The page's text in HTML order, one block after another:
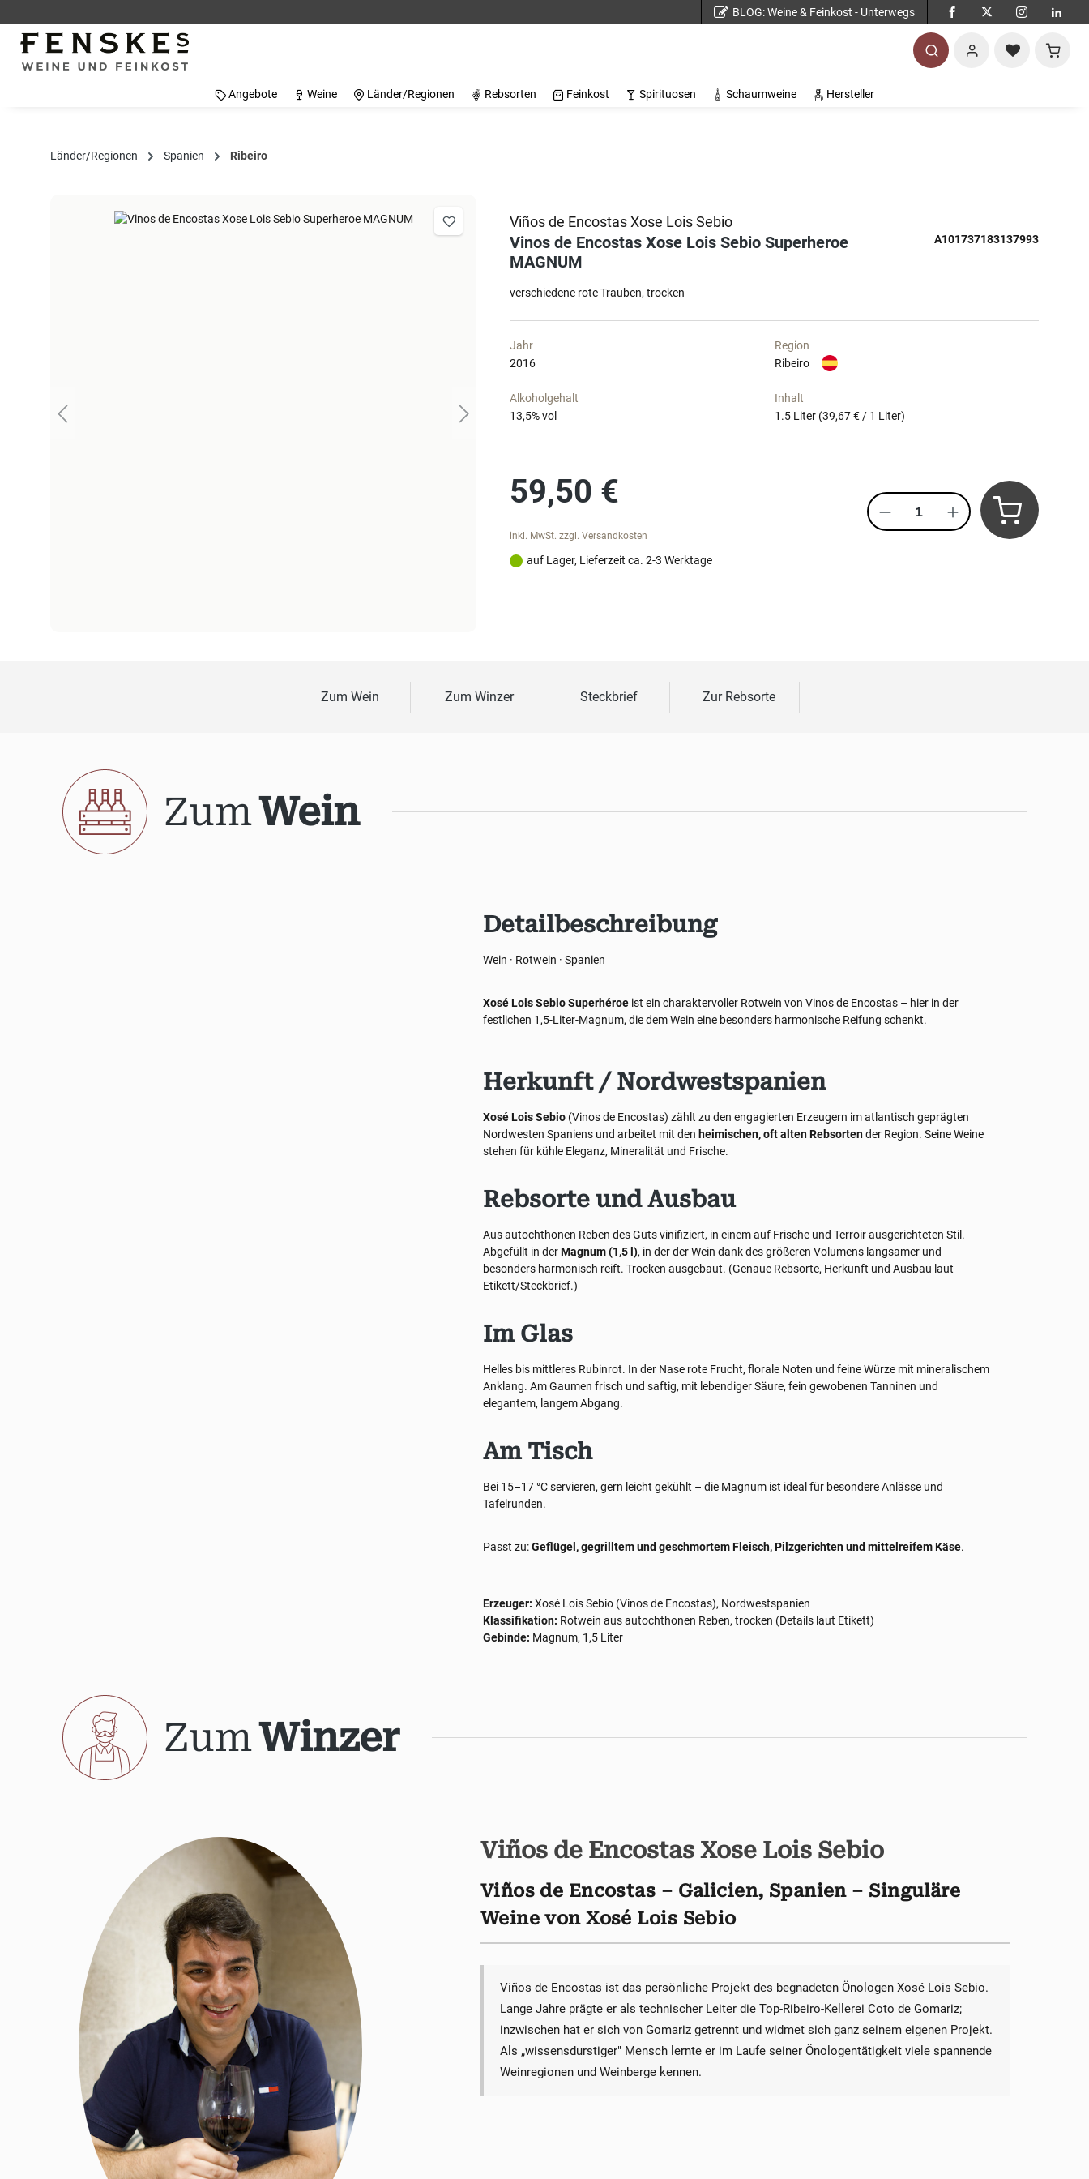
BLOG: Weine & Feinkost - Unterwegs
Angebote Weine Länder/Regionen Rebsorten Feinkost Spirituosen Schaumweine Hersteller
Länder/Regionen Spanien Ribeiro
Viños de Encostas Xose Lois Sebio
Vinos de Encostas Xose Lois Sebio Superheroe
MAGNUM
A101737183137993
verschiedene rote Trauben trocken
Jahr
2016
Region
Ribeiro
Alkoholgehalt
13,5% vol
Inhalt
1.5 Liter (39,67 € / 1 Liter)
59,50 €
inkl. MwSt. zzgl. Versandkosten
Produkt Anzahl: Gib den
auf Lager, Lieferzeit ca. 2-3 Werktage
Zum Wein Zum Winzer Steckbrief Zur Rebsorte
ZumWein
Detailbeschreibung
Wein · Rotwein · Spanien
Xosé Lois Sebio Superhéroe ist ein charaktervoller Rotwein von Vinos de Encostas – hier in der
festlichen 1,5-Liter-Magnum, die dem Wein eine besonders harmonische Reifung schenkt.
Herkunft / Nordwestspanien
Xosé Lois Sebio (Vinos de Encostas) zählt zu den engagierten Erzeugern im atlantisch geprägten
Nordwesten Spaniens und arbeitet mit den heimischen, oft alten Rebsortender Region. Seine Weine
stehen für kühle Eleganz, Mineralität und Frische.
Rebsorte und Ausbau
Aus autochthonen Reben des Guts vinifiziert, in einem auf Frische und Terroir ausgerichteten Stil.
Abgefüllt in derMagnum (1,5 l), in der der Wein dank des größeren Volumens langsamer und
besonders harmonisch reift. Trocken ausgebaut. (Genaue Rebsorte, Herkunft und Ausbau laut
Etikett/Steckbrief.)
Im Glas
Helles bis mittleres Rubinrot. In der Nase rote Frucht, florale Noten und feine Würze mit mineralischem
Anklang. Am Gaumen frisch und saftig, mit lebendiger Säure, fein gewobenen Tanninen und
elegantem, langem Abgang.
Am Tisch
Bei 15–17 °C servieren, gern leicht gekühlt – die Magnum ist ideal für besondere Anlässe und
Tafelrunden.
Passt zu:Geflügel, gegrilltem und geschmortem Fleisch, Pilzgerichten und mittelreifem Käse.
Erzeuger: Xosé Lois Sebio (Vinos de Encostas), Nordwestspanien
Klassifikation: Rotwein aus autochthonen Reben, trocken (Details laut Etikett)
Gebinde: Magnum, 1,5 Liter
ZumWinzer
Viños de Encostas Xose Lois Sebio
Viños de Encostas – Galicien, Spanien – Singuläre
Weine von Xosé Lois Sebio
Viños de Encostas ist das persönliche Projekt des begnadeten Önologen Xosé Lois Sebio.
Lange Jahre prägte er als technischer Leiter die Top-Ribeiro-Kellerei Coto de Gomariz;
inzwischen hat er sich von Gomariz getrennt und widmet sich ganz seinem eigenen Projekt.
Als „wissensdurstiger" Mensch lernte er im Laufe seiner Önologentätigkeit viele spannende
Weinregionen und Weinberge kennen.